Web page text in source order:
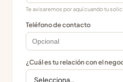
Te avisaremos por aquí cuando tu
Teléfono de contacto
¿Cuál es tu relación con el